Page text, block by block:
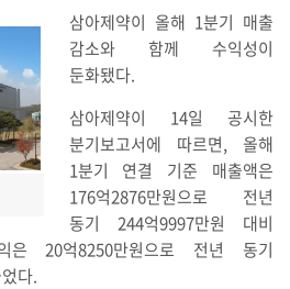
삼아제약이 올해 1분기 매출
감소와 함께 수익성이
둔화됐다.
삼아제약이 14일 공시한
분기보고서에 따르면, 올해
1분기 연결 기준 매출액은
176억2876만원으로 전년
동기 244억9997만원 대비
은 20억8250만원으로 전년 동기
다.